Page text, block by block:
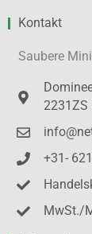
Kontakt
Saubere
2231ZS
+31-
MwSt./